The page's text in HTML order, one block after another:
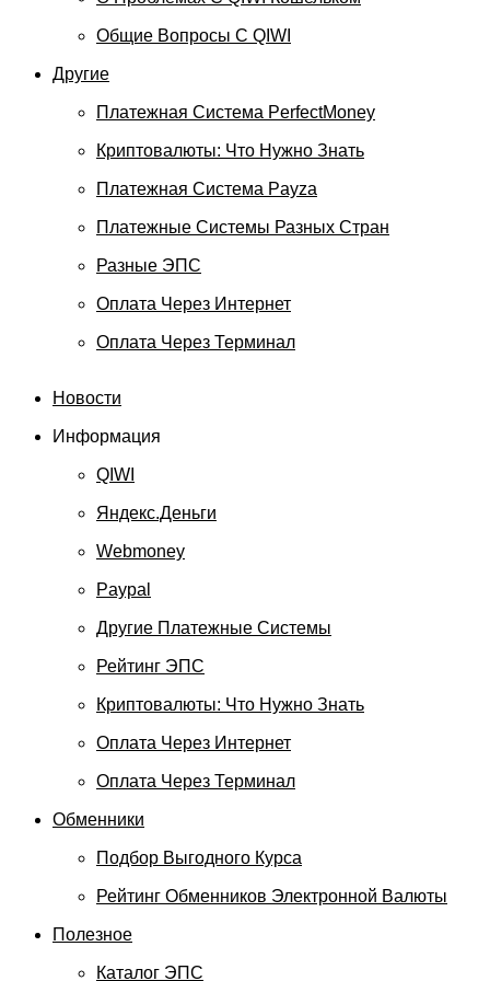
Общие Вопросы С QIWI
Другие
Платежная Система PerfectMoney
Криптовалюты: Что Нужно Знать
Платежная Система Payza
Платежные Системы Разных Стран
Разные ЭПС
Оплата Через Интернет
Оплата Через Терминал
Новости
Информация
QIWI
Яндекс.Деньги
Webmoney
Paypal
Другие Платежные Системы
Рейтинг ЭПС
Криптовалюты: Что Нужно Знать
Оплата Через Интернет
Оплата Через Терминал
Обменники
Подбор Выгодного Курса
Рейтинг Обменников Электронной Валюты
Полезное
Каталог ЭПС